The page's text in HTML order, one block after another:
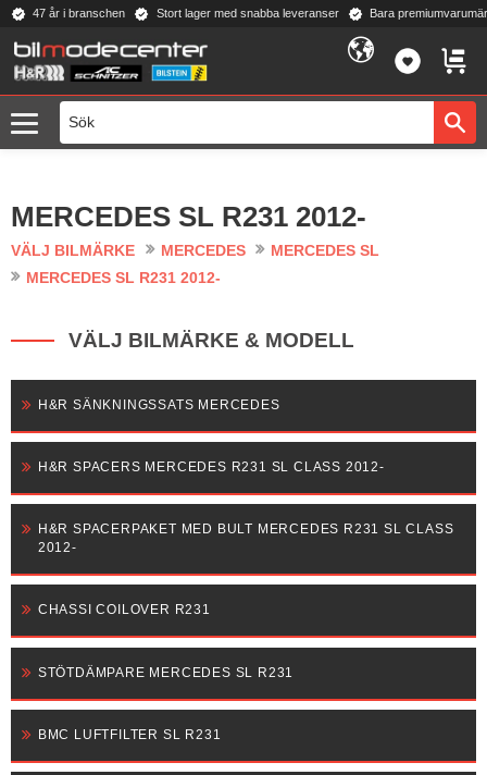
Meny
47 år i branschen Stort lager med snabba leveranser Bara
MERCEDES SL R231 2012-
VÄLJ BILMÄRKE MERCEDES
MERCEDES SL
MERCEDES SL R231 2012-
VÄLJ BILMÄRKE & MODELL
H&R SÄNKNINGSSATS MERCEDES
H&R SPACERS MERCEDES R231 SL CLASS 2012-
H&R SPACERPAKET MED BULT MERCEDES R231 SL CLASS
2012-
CHASSI COILOVER R231
STÖTDÄMPARE MERCEDES SL R231
BMC LUFTFILTER SL R231